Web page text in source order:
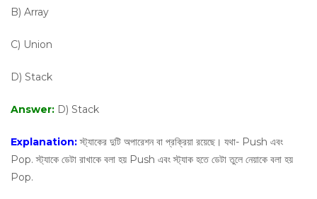
B) Array
C) Union
D) Stack
Answer: D) Stack
Explanation:স্ট্যাকের দুটি অপারেশন বা প্রক্রিয়া রয়েছে। যথা- Push এবং
Pop. স্ট্যাকে ডেটা রাখাকে বলা হয় Push এবং স্ট্যাক হতে ডেটা তুলে নেয়াকে বলা হয়
Pop.